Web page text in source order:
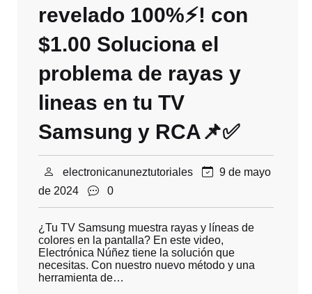
revelado 100%⚡! con
$1.00 Soluciona el
problema de rayas y
lineas en tu TV
Samsung y RCA📌✅
electronicanuneztutoriales
9 de mayo
de 2024
0
¿Tu TV Samsung muestra rayas y líneas de
colores en la pantalla? En este video,
Electrónica Núñez tiene la solución que
necesitas. Con nuestro nuevo método y una
herramienta de…